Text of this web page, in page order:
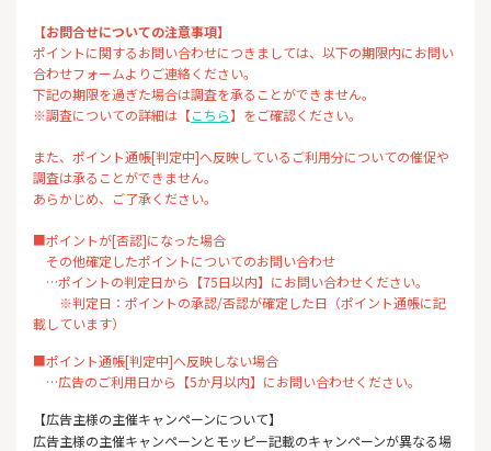
【お問合せについての注意事項】
ポイントに関するお問い合わせにつきましては、以下の期限内にお問い
合わせフォームよりご連絡ください。
下記の期限を過ぎた場合は調査を承ることができません。
※調査についての詳細は【こちら】をご確認ください。
また、ポイント通帳[判定中]へ反映しているご利用分についての催促や
調査は承ることができません。
あらかじめ、ご了承ください。
■ポイントが[否認]になった場合
その他確定したポイントについてのお問い合わせ
…ポイントの判定日から【75日以内】にお問い合わせください。
※判定日：ポイントの承認/否認が確定した日（ポイント通帳に記
載しています）
■ポイント通帳[判定中]へ反映しない場合
…広告のご利用日から【5か月以内】にお問い合わせください。
【広告主様の主催キャンペーンについて】
広告主様の主催キャンペーンとモッピー記載のキャンペーンが異なる場